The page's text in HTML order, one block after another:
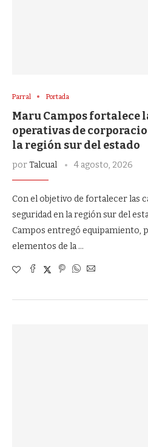
Parral Portada
Maru Campos fortalece
operativas de
la región sur del estado
porTalcual 4 agosto, 2026
Con el objetivo de fortalecer las
seguridad en la región sur del
Campos entregó equipamiento,
elementos de la …